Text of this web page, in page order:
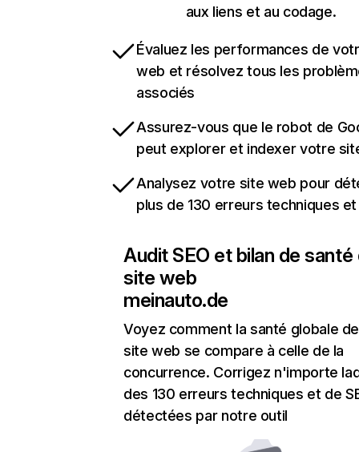
aux liens et au codage.
Évaluez les performances de
web et résolvez tous les
associés
Assurez-vous que le robot de
peut explorer et indexer votre
Analysez votre site web pour
plus de 130 erreurs techniques et
Audit SEO et bilan de santé
site web
meinauto.de
Voyez comment la santé globale
site web se compare à celle de la
concurrence. Corrigez n'importe
des 130 erreurs techniques et de
détectées par notre outil